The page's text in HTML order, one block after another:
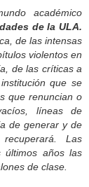
académico
de la ULA.
de las intensas
violentos en
de las críticas a
que se
que renuncian o
líneas de
de generar y de
Las
últimos años las
de clase.